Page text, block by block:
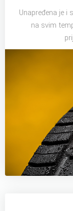
Unapređena je i
na svim